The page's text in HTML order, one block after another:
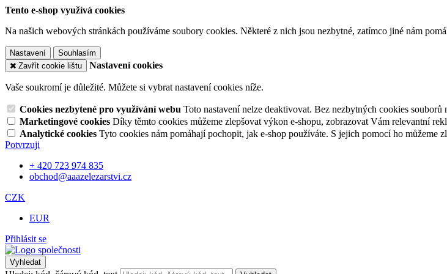
Tento e-shop využívá cookies
Na našich webových stránkách používáme soubory cookies. Některé z nich jsou nezbytné, zatímco jiné nám
Nastavení
Souhlasím
Zavřít cookie lištu
Nastavení cookies
Vaše soukromí je důležité. Můžete si vybrat nastavení cookies níže.
Cookies nezbytené pro využívání webu Toto nastavení nelze deaktivovat. Bez nezbytných cookies souborů
Marketingové cookies Díky těmto cookies můžeme zlepšovat výkon e-shopu, zobrazovat Vám relevantní
Analytické cookies Tyto cookies nám pomáhají pochopit, jak e-shop používáte. S jejich pomocí ho můžeme
Potvrzuji
+ 420 723 974 835
obchod@aaazelezarstvi.cz
CZK
EUR
Přihlásit se
Vyhledat